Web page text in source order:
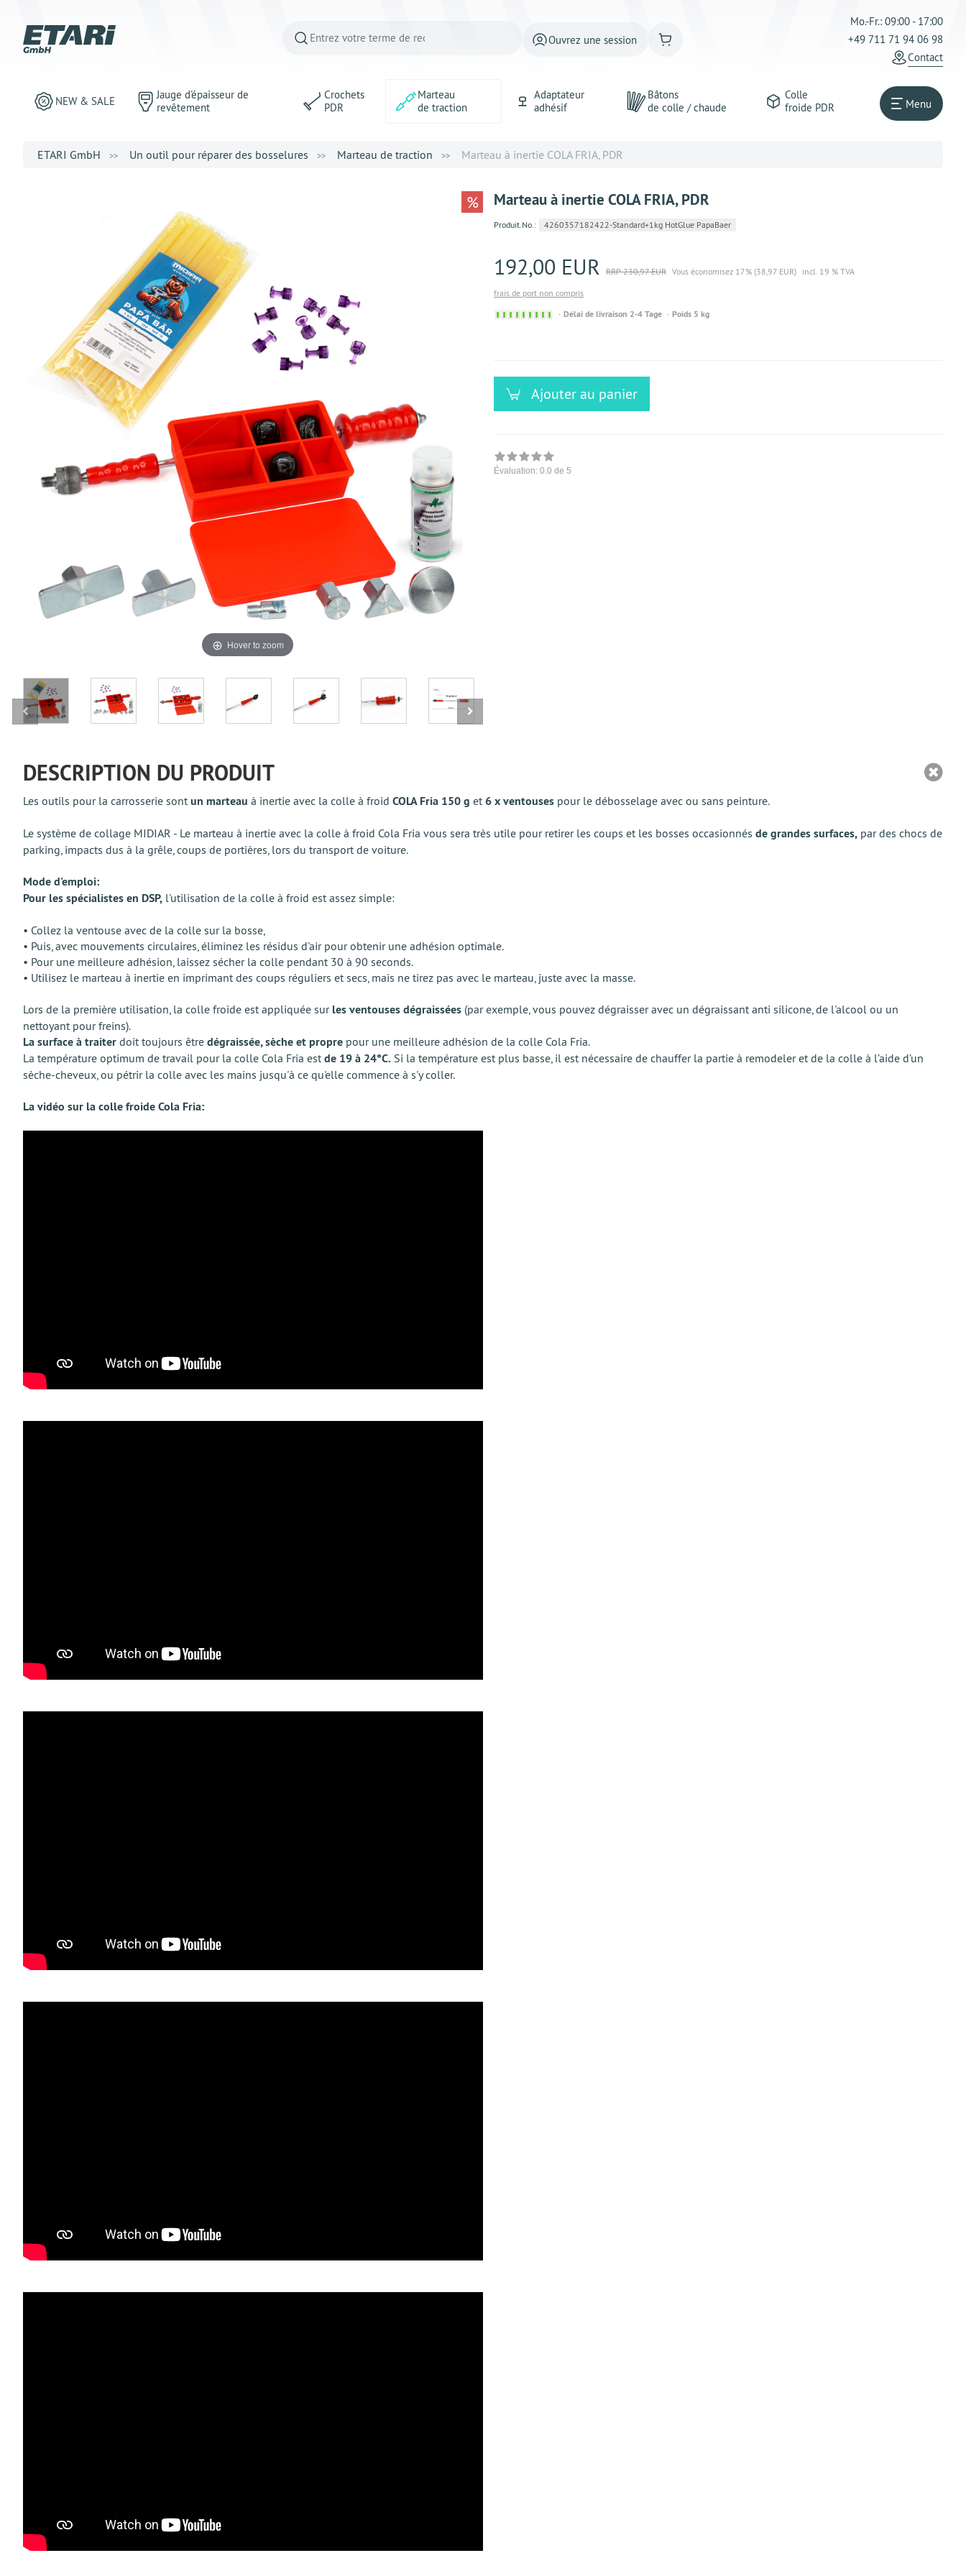
Ouvrez une session
Mo.-Fr.: 09:00 - 17:00
+49 711 71 94 06 98
Сontact
NEW & SALE
Jauge d'épaisseur de
revêtement
Crochets
PDR
Marteau
de traction
Adaptateur
adhésif
Bâtons
de colle / chaude
Colle
froide PDR
Menu
ETARI GmbH Un outil pour réparer des bosselures Marteau de traction Marteau à inertie COLA FRIA, PDR
Hover to zoom
% Marteau à inertie COLA FRIA, PDR
Produit.No.: 4260357182422-Standard+1kg HotGlue PapaBaer
192,00 EUR RRP 230,97 EUR Vous économisez 17% (38,97 EUR) incl. 19 % TVA
frais de port non compris
Sofort
Délai de livraison 2-4 Tage Poids 5 kg
Ajouter au panier
Évaluation: 0.0 de 5
DESCRIPTION DU PRODUIT
Les outils pour la carrosserie sont un marteau à inertie avec la colle à froid COLA Fria 150 g et 6 х ventouses pour le débosselage avec ou sans peinture.
Le système de collage MIDIAR - Le marteau à inertie avec la colle à froid Cola Fria vous sera très utile pour retirer les coups et les bosses occasionnés de grandes surfaces, par des chocs de
parking, impacts dus à la grêle, coups de portières, lors du transport de voiture.
Mode d'emploi:
Pour les spécialistes en DSP, l'utilisation de la colle à froid est assez simple:
• Collez la ventouse avec de la colle sur la bosse,
• Puis, avec mouvements circulaires, éliminez les résidus d'air pour obtenir une adhésion optimale.
• Pour une meilleure adhésion, laissez sécher la colle pendant 30 à 90 seconds.
• Utilisez le marteau à inertie en imprimant des coups réguliers et secs, mais ne tirez pas avec le marteau, juste avec la masse.
Lors de la première utilisation, la colle froide est appliquée sur les ventouses dégraissées (par exemple, vous pouvez dégraisser avec un dégraissant anti silicone, de l'alcool ou un
nettoyant pour freins).
La surface à traiter doit toujours être dégraissée, sèche et propre pour une meilleure adhésion de la colle Cola Fria.
La température optimum de travail pour la colle Cola Fria est de 19 à 24°C. Si la température est plus basse, il est nécessaire de chauffer la partie à remodeler et de la colle à l’aide d’un
sèche-cheveux, ou pétrir la colle avec les mains jusqu'à ce qu'elle commence à s'y coller.
La vidéo sur la colle froide Cola Fria: